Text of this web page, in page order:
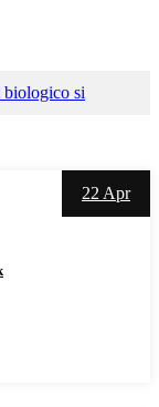
si
#1 Cosa ci
22 Apr